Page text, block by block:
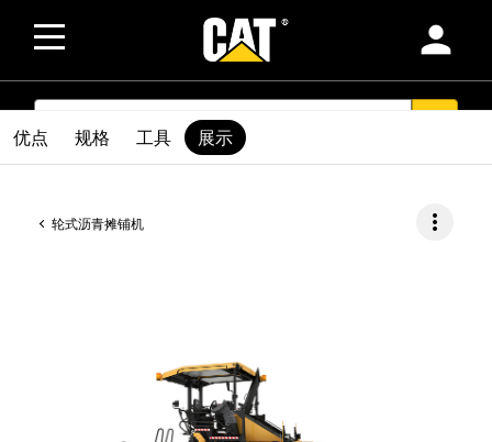
person
SEARCH
轮式沥青摊铺机 more_vert
优点 规格 工具 展示